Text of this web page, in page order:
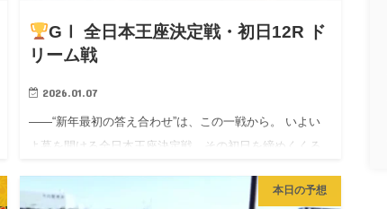
GⅠ 全日本王座決定戦・初日12R ド
リーム戦
2026.01.07
――“新年最初の答え合わせ”は、この一戦から。 いよい
よ幕を開ける全日本王座決定戦。その初日を締めくくる
顔、全国区のスター、そして一発力のある実力者。「初
本日の予想